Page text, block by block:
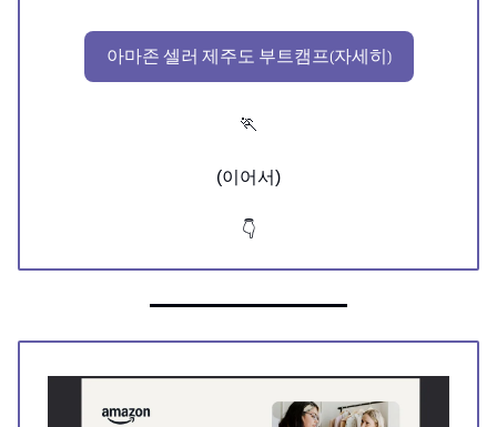
아마존 셀러 제주도 부트캠프(자세히)
🏃
(이어서)
👇